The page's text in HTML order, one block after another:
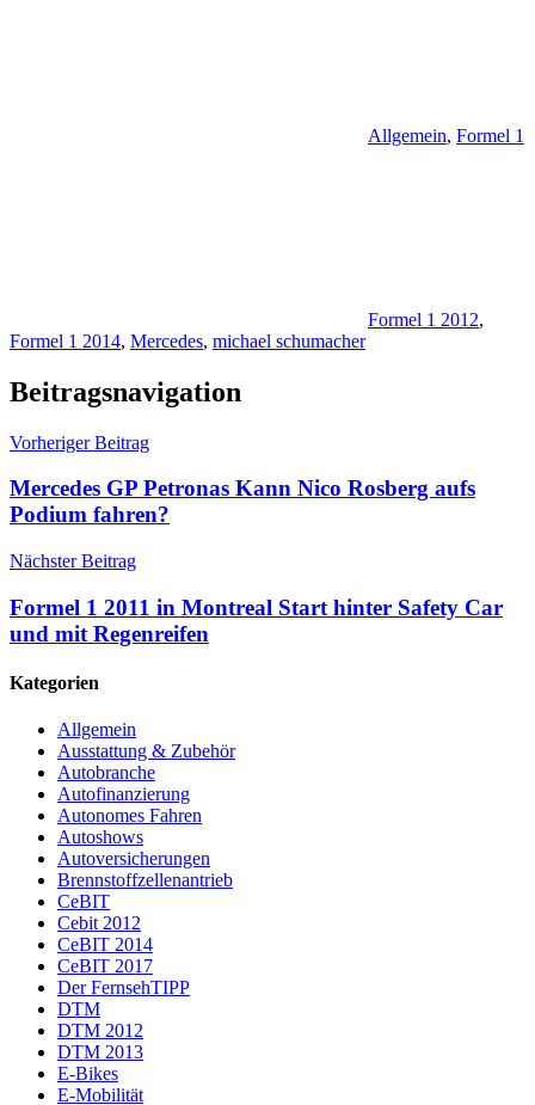
Allgemein, Formel 1
Formel 1 2012,
Formel 1 2014, Mercedes, michael schumacher
Beitragsnavigation
Vorheriger Beitrag
Mercedes GP Petronas Kann Nico Rosberg aufs
Podium fahren?
Nächster Beitrag
Formel 1 2011 in Montreal Start hinter Safety Car
und mit Regenreifen
Kategorien
Allgemein
Ausstattung & Zubehör
Autobranche
Autofinanzierung
Autonomes Fahren
Autoshows
Autoversicherungen
Brennstoffzellenantrieb
CeBIT
Cebit 2012
CeBIT 2014
CeBIT 2017
Der FernsehTIPP
DTM
DTM 2012
DTM 2013
E-Bikes
E-Mobilität